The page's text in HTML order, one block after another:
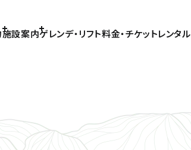
施設案内ゲレンデ・リフト料金・チケットレンタル